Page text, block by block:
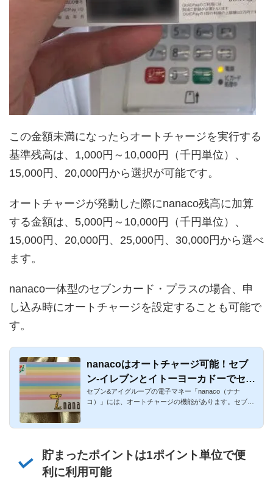
この金額未満になったらオートチャージを実行する
基準残高は、1,000円～10,000円（千円単位）、
15,000円、20,000円から選択が可能です。
オートチャージが発動した際にnanaco残高に加算
する金額は、5,000円～10,000円（千円単位）、
15,000円、20,000円、25,000円、30,000円から選べ
ます。
nanaco一体型のセブンカード・プラスの場合、申
し込み時にオートチャージを設定することも可能で
す。
nanacoはオートチャージ可能！セブ
ン-イレブンとイトーヨーカドーでセブ
ンカード・プラスが対象
セブン&アイグループの電子マネー「nanaco（ナナ
コ）」には、オートチャージの機能があります。セブン-
貯まったポイントは1ポイント単位で便
利に利用可能